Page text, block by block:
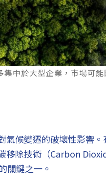
中於大型企業，市場可能
氣候變遷的破壞性影響。
移除技術（Carbon
關鍵之一。